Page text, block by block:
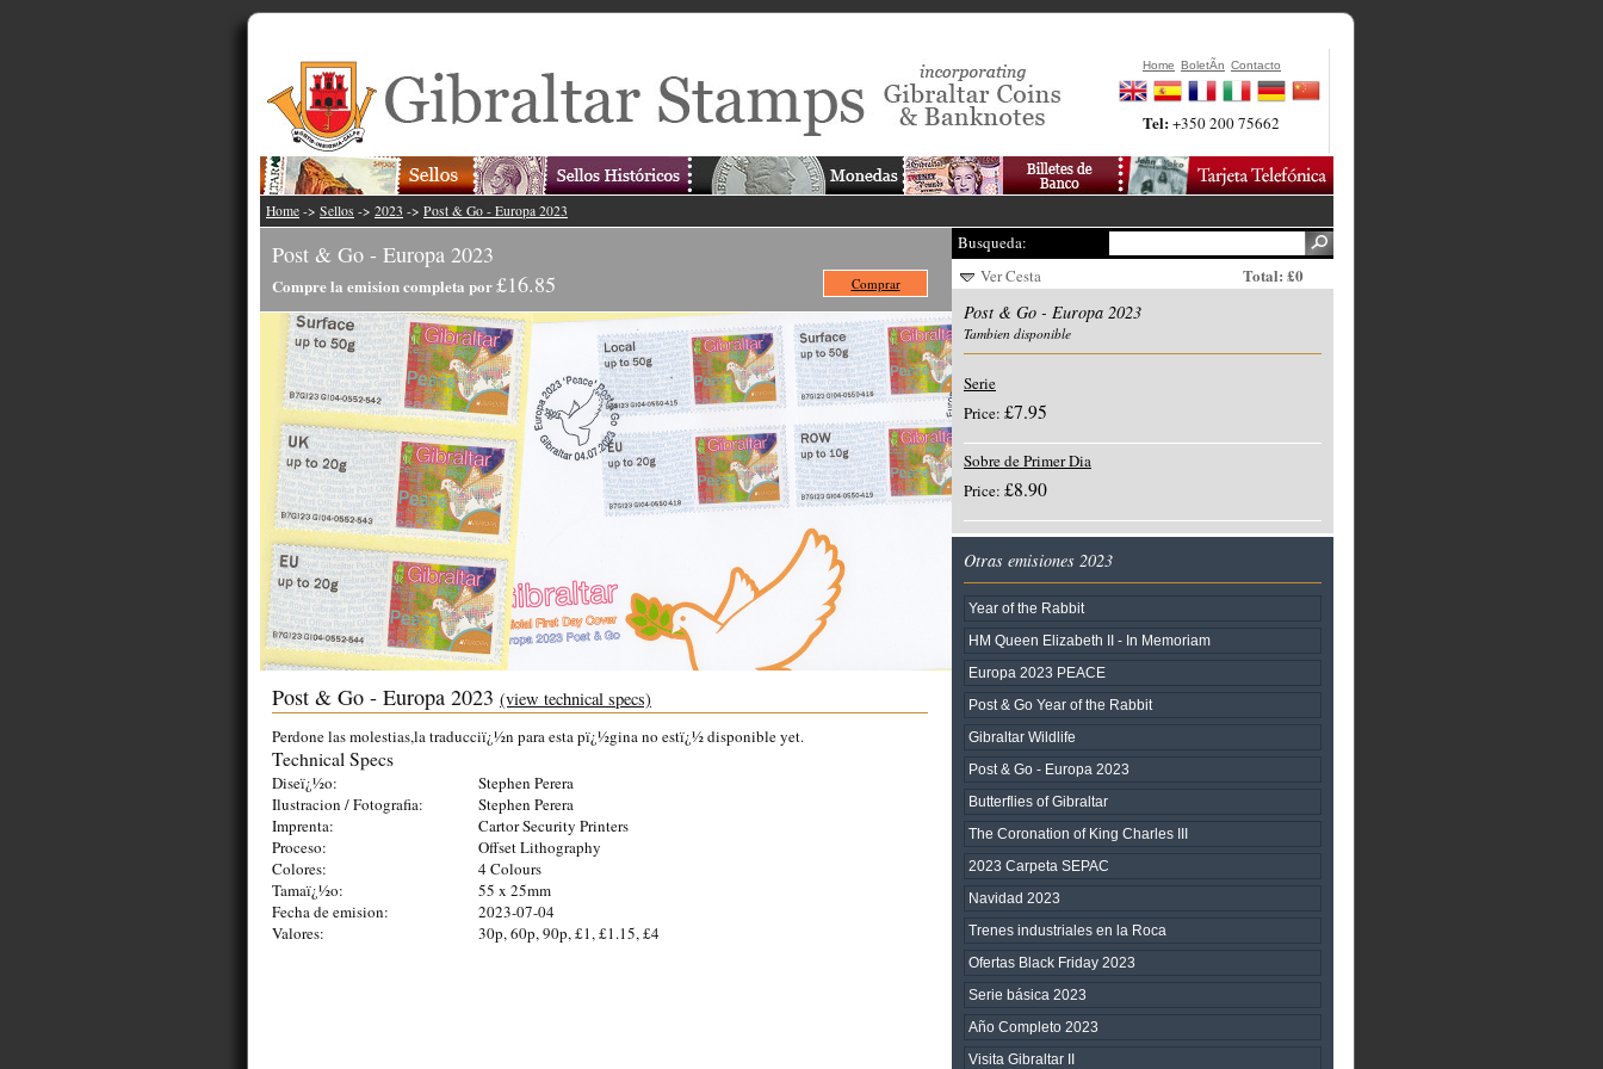
Home BoletÃ­n Contacto
Tel:+350 200 75662
Home -> Sellos -> 2023 -> Post & Go - Europa 2023
Post & Go - Europa 2023
Compre la emision completa por£16.85 Comprar
Post & Go - Europa 2023 (view technical specs)
Perdone las molestias,la traducciï¿½n para esta pï¿½gina no estï¿½ disponible yet.
Technical Specs
Diseï¿½o:
Stephen Perera
Ilustracion / Fotografia:
Stephen Perera
Imprenta:
Cartor Security Printers
Proceso:
Offset Lithography
Colores:
4 Colours
Tamaï¿½o:
55 x 25mm
Fecha de emision:
2023-07-04
Valores:
30p, 60p, 90p, £1, £1.15, £4
Busqueda:
Ver Cesta
Total: £0
Post & Go - Europa 2023
Tambien disponible
Serie
Price: £7.95
Sobre de Primer Dia
Price: £8.90
Otras emisiones 2023
Year of the Rabbit
HM Queen Elizabeth II - In Memoriam
Europa 2023 PEACE
Post & Go Year of the Rabbit
Gibraltar Wildlife
Post & Go - Europa 2023
Butterflies of Gibraltar
The Coronation of King Charles III
2023 Carpeta SEPAC
Navidad 2023
Trenes industriales en la Roca
Ofertas Black Friday 2023
Serie básica 2023
Año Completo 2023
Visita Gibraltar II